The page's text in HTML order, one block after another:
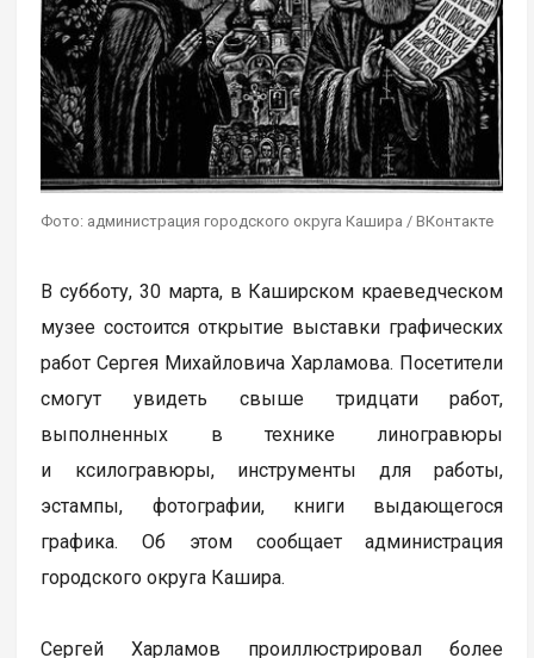
Фото: администрация городского округа Кашира / ВКонтакте
В субботу, 30 марта, в Каширском краеведческом
музее состоится открытие выставки графических
работ Сергея Михайловича Харламова. Посетители
смогут увидеть свыше тридцати работ,
выполненных в технике линогравюры
и ксилогравюры, инструменты для работы,
эстампы, фотографии, книги выдающегося
графика. Об этом сообщает администрация
городского округа Кашира.
Сергей Харламов проиллюстрировал более